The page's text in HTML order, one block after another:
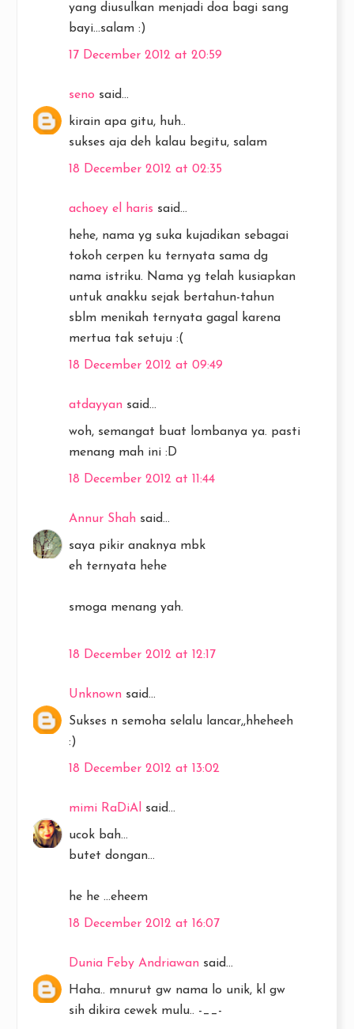
yang diusulkan menjadi doa bagi sang
bayi...salam :)
17 December 2012 at 20:59
seno said...
kirain apa gitu, huh..
sukses aja deh kalau begitu, salam
18 December 2012 at 02:35
achoey el haris said...
hehe, nama yg suka kujadikan sebagai
tokoh cerpen ku ternyata sama dg
nama istriku. Nama yg telah kusiapkan
untuk anakku sejak bertahun-tahun
sblm menikah ternyata gagal karena
mertua tak setuju :(
18 December 2012 at 09:49
atdayyan said...
woh, semangat buat lombanya ya. pasti
menang mah ini :D
18 December 2012 at 11:44
Annur Shah said...
saya pikir anaknya mbk
eh ternyata hehe
smoga menang yah.
18 December 2012 at 12:17
Unknown said...
Sukses n semoha selalu lancar,,hheheeh
:)
18 December 2012 at 13:02
mimi RaDiAl said...
ucok bah...
butet dongan...
he he ...eheem
18 December 2012 at 16:07
Dunia Feby Andriawan said...
Haha.. mnurut gw nama lo unik, kl gw
sih dikira cewek mulu.. -__-